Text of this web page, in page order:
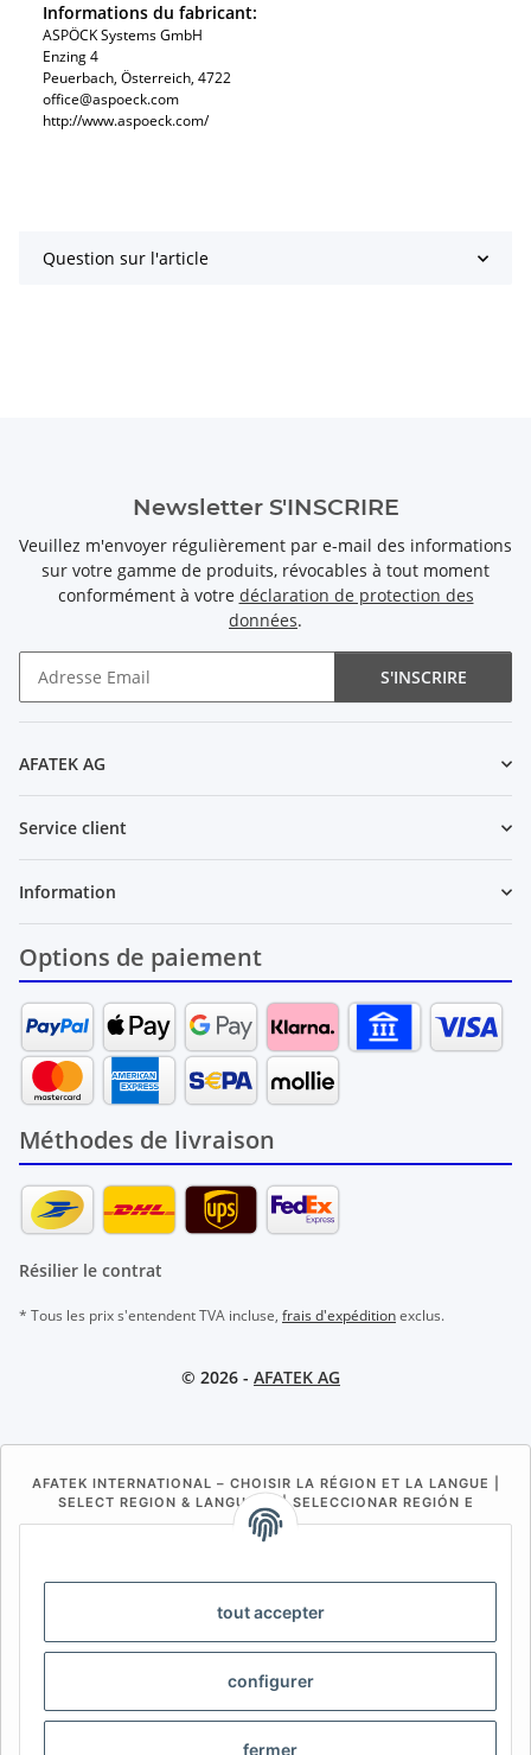
tout accepter
configurer
fermer
Informations du fabricant:
ASPÖCK Systems GmbH
Enzing 4
Peuerbach, Österreich, 4722
office@aspoeck.com
http://www.aspoeck.com/
Question sur l'article
Newsletter S'INSCRIRE
Veuillez m'envoyer régulièrement par e-mail des informations
sur votre gamme de produits, révocables à tout moment
conformément à votre déclaration de protection des
données.
S'INSCRIRE
AFATEK AG
Service client
Information
Options de paiement
Méthodes de livraison
Résilier le contrat
* Tous les prix s'entendent TVA incluse, frais d'expéditionexclus.
© 2026 - AFATEK AG
AFATEK INTERNATIONAL – CHOISIR LA RÉGION ET LA LANGUE |
SELECT REGION & LANGUAGE | SELECCIONAR REGIÓN E
IDIOMA
BE (NL) BE (FR)
FR IT ES DK PL
USA